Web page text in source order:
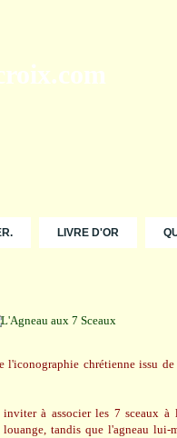
LIVRE D'OR
l'iconographie chrétienne issu
à associer les 7 sceaux à
tandis que l'agneau lui-